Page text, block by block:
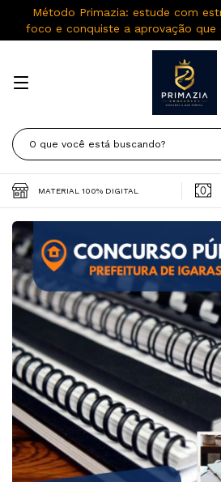
Método Primazia: estude com
foco e conquiste a aprovação
MATERIAL 100% DIGITAL